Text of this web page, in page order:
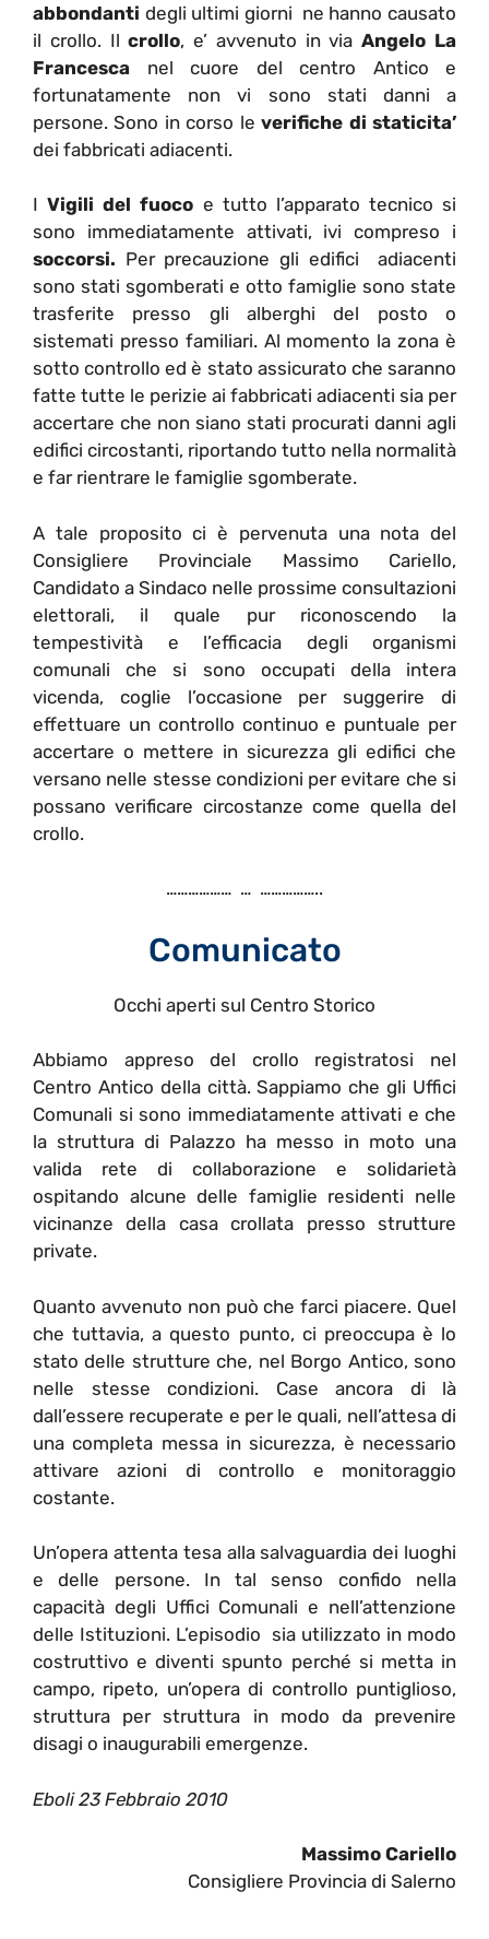
abbondanti degli ultimi giorni ne hanno causato
il crollo. Il crollo, e’ avvenuto in viaAngelo La
Francesca nel cuore del centro Antico e
fortunatamente non vi sono stati danni a
persone. Sono in corso leverifiche di staticita’
dei fabbricati adiacenti.
I Vigili del fuoco e tutto l’apparato tecnico si
sono immediatamente attivati, ivi compreso i
soccorsi. Per precauzione gli edifici adiacenti
sono stati sgomberati e otto famiglie sono state
trasferite presso gli alberghi del posto o
sistemati presso familiari. Al momento la zona è
sotto controllo ed è stato assicurato che saranno
fatte tutte le perizie ai fabbricati adiacenti sia per
accertare che non siano stati procurati danni agli
edifici circostanti, riportando tutto nella normalità
e far rientrare le famiglie sgomberate.
A tale proposito ci è pervenuta una nota del
Consigliere Provinciale Massimo Cariello,
Candidato a Sindaco nelle prossime consultazioni
elettorali, il quale pur riconoscendo la
tempestività e l’efficacia degli organismi
comunali che si sono occupati della intera
vicenda, coglie l’occasione per suggerire di
effettuare un controllo continuo e puntuale per
accertare o mettere in sicurezza gli edifici che
versano nelle stesse condizioni per evitare che si
possano verificare circostanze come quella del
crollo.
……………… … ……………..
Comunicato
Occhi aperti sul Centro Storico
Abbiamo appreso del crollo registratosi nel
Centro Antico della città. Sappiamo che gli Uffici
Comunali si sono immediatamente attivati e che
la struttura di Palazzo ha messo in moto una
valida rete di collaborazione e solidarietà
ospitando alcune delle famiglie residenti nelle
vicinanze della casa crollata presso strutture
private.
Quanto avvenuto non può che farci piacere. Quel
che tuttavia, a questo punto, ci preoccupa è lo
stato delle strutture che, nel Borgo Antico, sono
nelle stesse condizioni. Case ancora di là
dall’essere recuperate e per le quali, nell’attesa di
una completa messa in sicurezza, è necessario
attivare azioni di controllo e monitoraggio
costante.
Un’opera attenta tesa alla salvaguardia dei luoghi
e delle persone. In tal senso confido nella
capacità degli Uffici Comunali e nell’attenzione
delle Istituzioni. L’episodio sia utilizzato in modo
costruttivo e diventi spunto perché si metta in
campo, ripeto, un’opera di controllo puntiglioso,
struttura per struttura in modo da prevenire
disagi o inaugurabili emergenze.
Eboli 23 Febbraio 2010
Massimo Cariello
Consigliere Provincia di Salerno